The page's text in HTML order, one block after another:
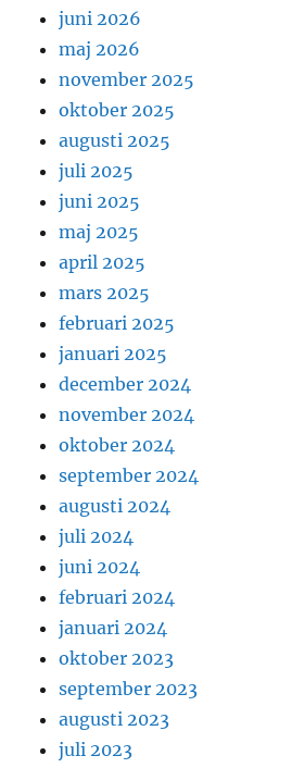
juni 2026
maj 2026
november 2025
oktober 2025
augusti 2025
juli 2025
juni 2025
maj 2025
april 2025
mars 2025
februari 2025
januari 2025
december 2024
november 2024
oktober 2024
september 2024
augusti 2024
juli 2024
juni 2024
februari 2024
januari 2024
oktober 2023
september 2023
augusti 2023
juli 2023